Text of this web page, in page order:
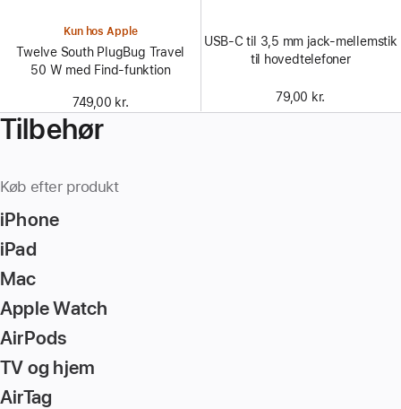
Kun hos Apple
Twelve South PlugBug Travel
50 W med Find-funktion
749,00 kr.
USB-C til 3,5 mm jack‑mellemstik
til hovedtelefoner
79,00 kr.
Tilbehør
Køb efter produkt
iPhone
iPad
Mac
Apple Watch
AirPods
TV og hjem
AirTag